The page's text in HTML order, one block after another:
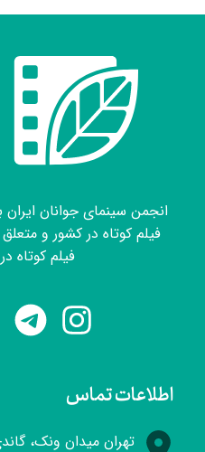
اطلاعات تماس
تهران میدان ونک،
انجمن سینمای جوانان ایران
فیلم کوتاه در کشور و
فیلم کوتاه